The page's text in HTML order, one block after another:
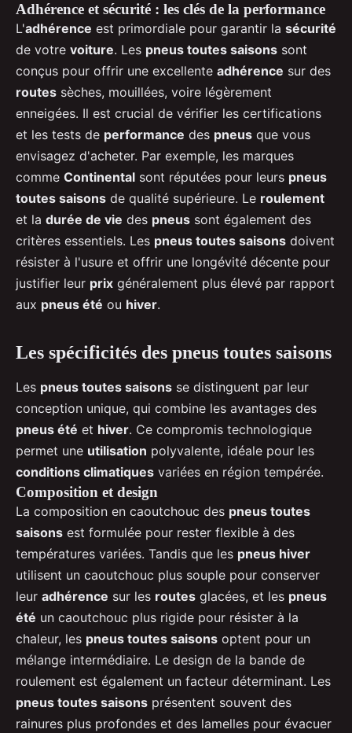
Adhérence et sécurité : les clés de la performance
L'adhérence est primordiale pour garantir la sécurité
de votre voiture. Les pneus toutes saisons sont
conçus pour offrir une excellente adhérence sur des
routes sèches, mouillées, voire légèrement
enneigées. Il est crucial de vérifier les certifications
et les tests de performance des pneus que vous
envisagez d'acheter. Par exemple, les marques
comme Continental sont réputées pour leurs pneus
toutes saisons de qualité supérieure. Le roulement
et la durée de vie des pneus sont également des
critères essentiels. Les pneus toutes saisons doivent
résister à l'usure et offrir une longévité décente pour
justifier leur prix généralement plus élevé par rapport
aux pneus été ou hiver.
Les spécificités des pneus toutes saisons
Les pneus toutes saisons se distinguent par leur
conception unique, qui combine les avantages des
pneus été et hiver. Ce compromis technologique
permet une utilisation polyvalente, idéale pour les
conditions climatiques variées en région tempérée.
Composition et design
La composition en caoutchouc des pneus toutes
saisons est formulée pour rester flexible à des
températures variées. Tandis que les pneus hiver
utilisent un caoutchouc plus souple pour conserver
leur adhérence sur les routes glacées, et les pneus
été un caoutchouc plus rigide pour résister à la
chaleur, les pneus toutes saisons optent pour un
mélange intermédiaire. Le design de la bande de
roulement est également un facteur déterminant. Les
pneus toutes saisons présentent souvent des
rainures plus profondes et des lamelles pour évacuer